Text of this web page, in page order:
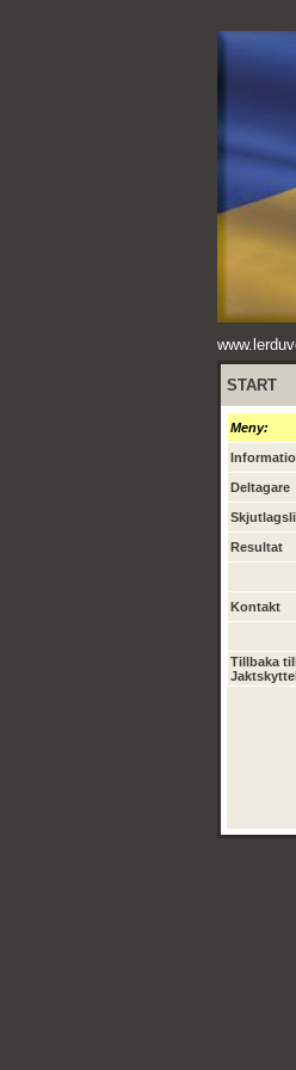
START
Meny:
Deltagare
Resultat
Kontakt
Tillbaka